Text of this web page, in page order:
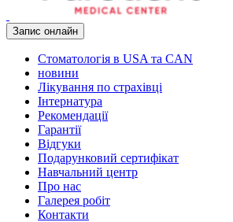
Запис онлайн
Стоматологія в USA та CAN
новини
Лікування по страхівці
Інтернатура
Рекомендації
Гарантії
Відгуки
Подарунковий сертифікат
Навчальний центр
Про нас
Галерея робіт
Контакти